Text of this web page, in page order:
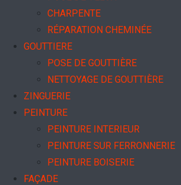
CHARPENTE
RÉPARATION CHEMINÉE
GOUTTIERE
POSE DE GOUTTIÈRE
NETTOYAGE DE GOUTTIÈRE
ZINGUERIE
PEINTURE
PEINTURE INTERIEUR
PEINTURE SUR FERRONNERIE
PEINTURE BOISERIE
FAÇADE